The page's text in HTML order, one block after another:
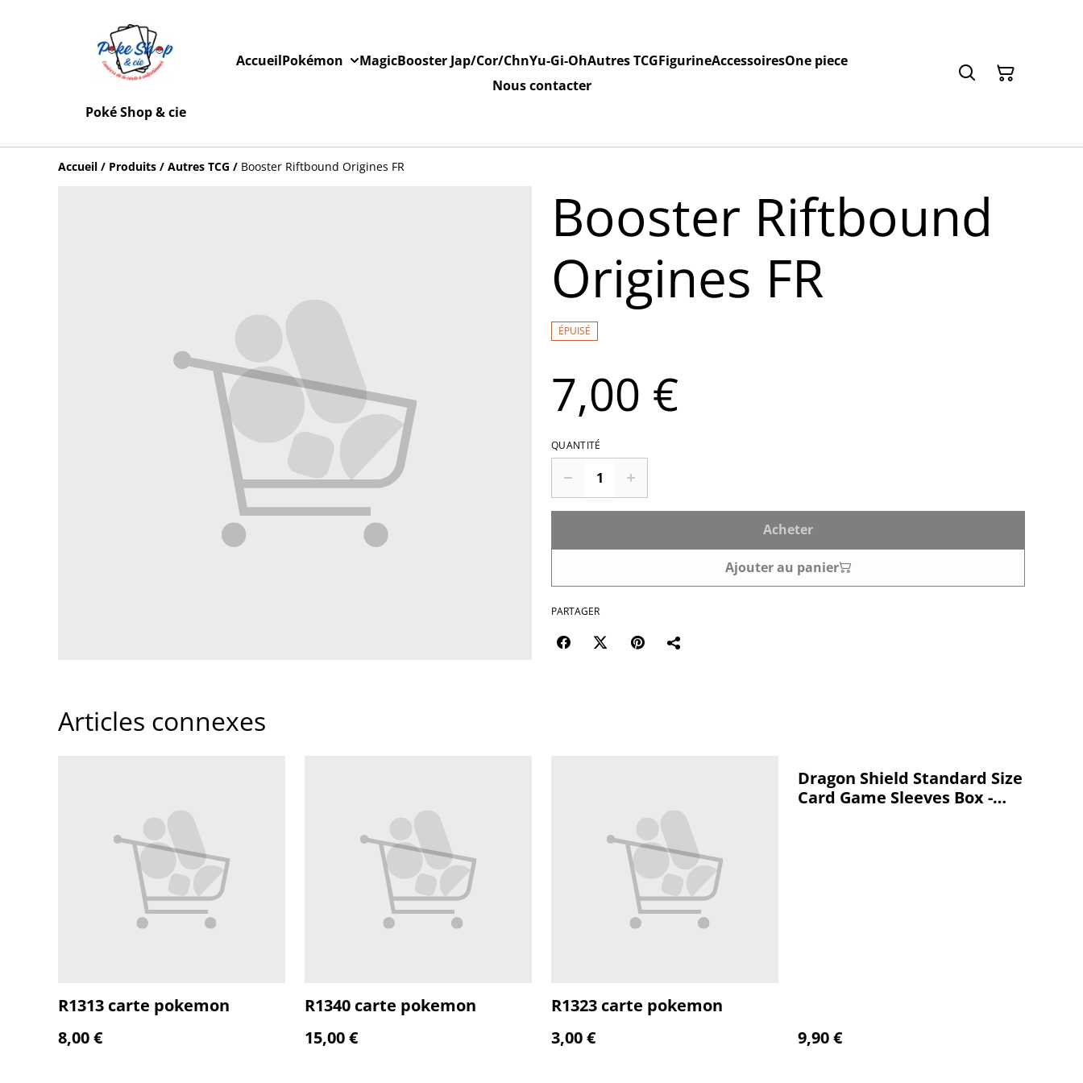
Poké Shop & cie
AccueilPokémon MagicBooster Jap/Cor/ChnYu-Gi-OhAutres TCGFigurineAccessoiresOne piece
Nous contacter
Accueil / Produits / Autres TCG / Booster Riftbound Origines FR
Booster Riftbound
Origines FR
ÉPUISÉ
7,00 €
QUANTITÉ
Acheter
Ajouter au panier
PARTAGER
Articles connexes
R1313 carte pokemon
8,00 €
R1340 carte pokemon
15,00 €
R1323 carte pokemon
3,00 €
Dragon Shield Standard Size
Card Game Sleeves Box -
9,90 €